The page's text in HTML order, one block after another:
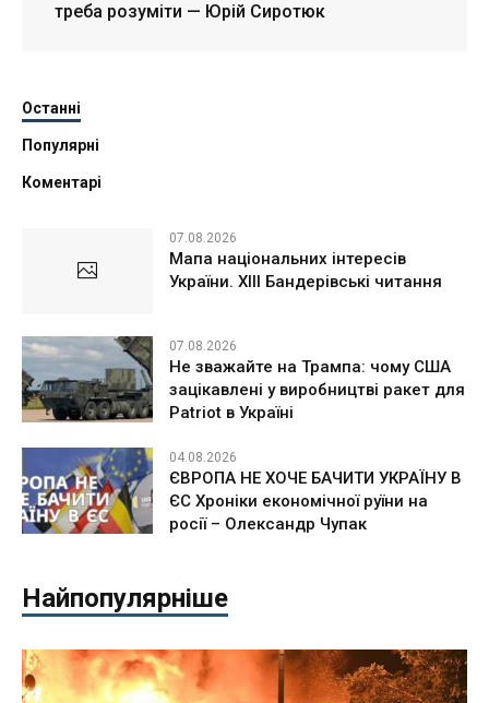
треба розуміти — Юрій Сиротюк
Останні
Популярні
Коментарі
07.08.2026
Мапа національних інтересів
України. ХІІІ Бандерівські читання
07.08.2026
Не зважайте на Трампа: чому США
зацікавлені у виробництві ракет для
Patriot в Україні
04.08.2026
ЄВРОПА НЕ ХОЧЕ БАЧИТИ УКРАЇНУ В
ЄС Хроніки економічної руїни на
росії – Олександр Чупак
Найпопулярніше